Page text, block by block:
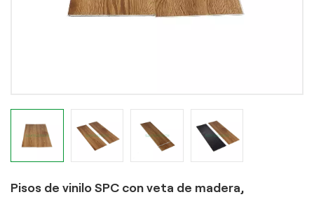
Pisos de vinilo SPC con veta de madera,